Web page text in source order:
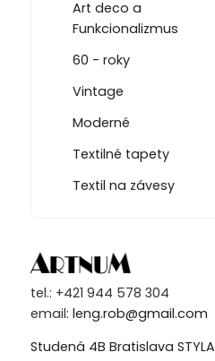
Art deco a
Funkcionalizmus
60 - roky
Vintage
Moderné
Textilné tapety
Textil na závesy
tel.: +421 944 578 304
email: leng.rob@gmail.com
Studená 4B Bratislava STYLA